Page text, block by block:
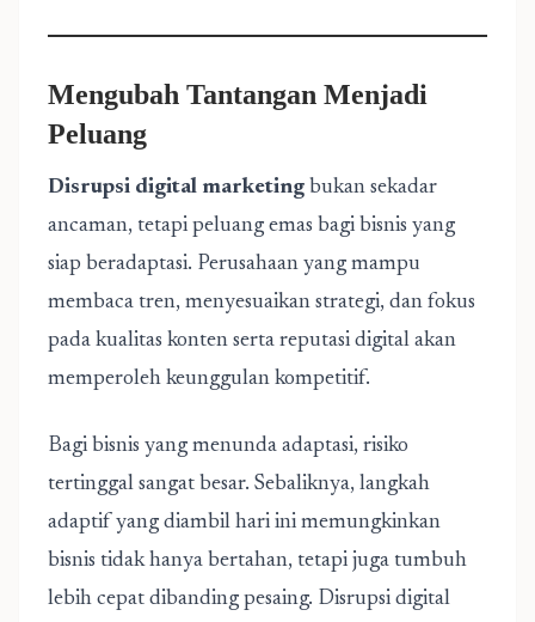
Mengubah Tantangan Menjadi
Peluang
Disrupsi digital marketing bukan sekadar
ancaman, tetapi peluang emas bagi bisnis yang
siap beradaptasi. Perusahaan yang mampu
membaca tren, menyesuaikan strategi, dan fokus
pada kualitas konten serta reputasi digital akan
memperoleh keunggulan kompetitif.
Bagi bisnis yang menunda adaptasi, risiko
tertinggal sangat besar. Sebaliknya, langkah
adaptif yang diambil hari ini memungkinkan
bisnis tidak hanya bertahan, tetapi juga tumbuh
lebih cepat dibanding pesaing. Disrupsi digital